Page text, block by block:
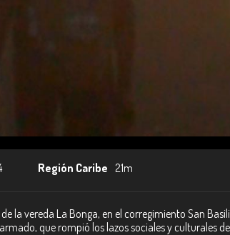
Región Caribe 21m
la vereda La Bonga, en el corregimiento San
que rompió los lazos sociales y culturales de